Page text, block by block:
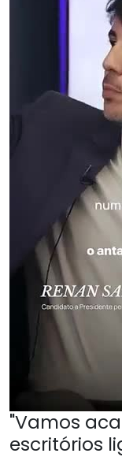
"Vamos
escritórios